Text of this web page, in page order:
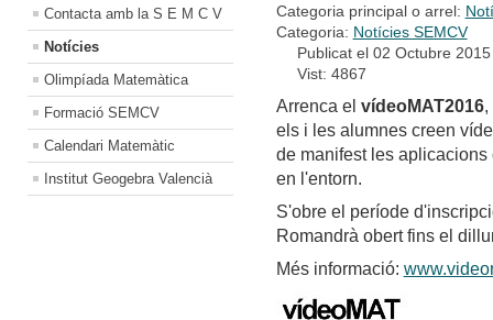
Contacta amb la S E M C V
Notícies
Olimpíada Matemàtica
Formació SEMCV
Calendari Matemàtic
Institut Geogebra Valencià
Categoria principal o arrel:
Categoria: Notícies SEMCV
Publicat el 02 Octubre 2015
Vist: 4867
Arrenca el vídeoMAT2016,
els i les alumnes creen
de manifest les
en l'entorn.
S'obre el període
Romandrà obert fins el
Més informació: